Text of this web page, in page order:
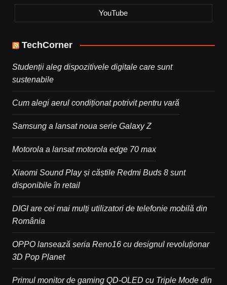
YouTube
TechCorner
Studenții aleg dispozitivele digitale care sunt
sustenabile
Cum alegi aerul condiționat potrivit pentru vară
Samsung a lansat noua serie Galaxy Z
Motorola a lansat motorola edge 70 max
Xiaomi Sound Play și căștile Redmi Buds 8 sunt
disponibile în retail
DIGI are cei mai mulți utilizatori de telefonie mobilă din
România
OPPO lansează seria Reno16 cu designul revoluționar
3D Pop Planet
Primul monitor de gaming QD-OLED cu Triple Mode din